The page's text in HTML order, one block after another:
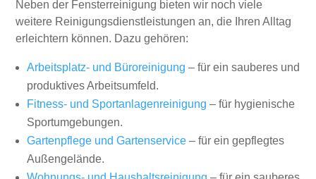
Neben der Fensterreinigung bieten wir noch viele
weitere Reinigungsdienstleistungen an, die Ihren Alltag
erleichtern können. Dazu gehören:
Arbeitsplatz- und Büroreinigung – für ein sauberes und
produktives Arbeitsumfeld.
Fitness- und Sportanlagenreinigung – für hygienische
Sportumgebungen.
Gartenpflege und Gartenservice – für ein gepflegtes
Außengelände.